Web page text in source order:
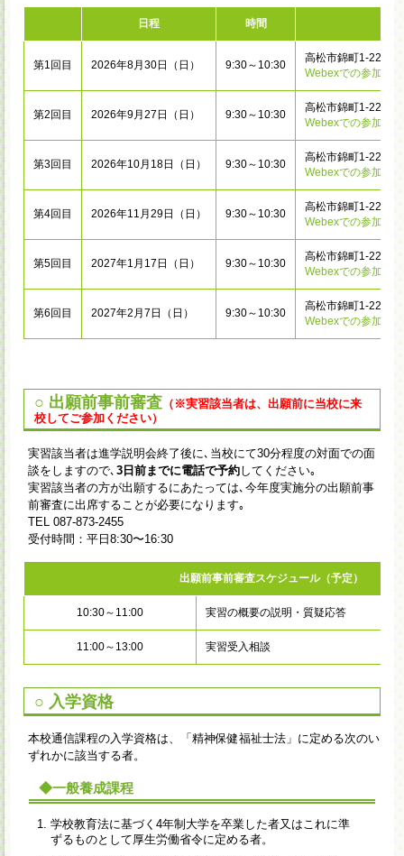
日程 時間
第1回目 2026年8月30日（日） 9:30～10:30
高松市錦町1-22-
Webexでの参加は
第2回目 2026年9月27日（日） 9:30～10:30
高松市錦町1-22-
Webexでの参加は
第3回目 2026年10月18日（日） 9:30～10:30
高松市錦町1-22-
Webexでの参加は
第4回目 2026年11月29日（日） 9:30～10:30
高松市錦町1-22-
Webexでの参加は
第5回目 2027年1月17日（日） 9:30～10:30
高松市錦町1-22-
Webexでの参加は
第6回目 2027年2月7日（日） 9:30～10:30
高松市錦町1-22-
Webexでの参加は
○ 出願前事前審査 （※実習該当者は、出願前に当校に来
校してご参加ください）
実習該当者は進学説明会終了後に､当校にて30分程度の対面での面
談をしますので､3日前までに電話で予約してください｡
実習該当者の方が出願するにあたっては､今年度実施分の出願前事
前審査に出席することが必要になります｡
TEL 087-873-2455
受付時間：平日8:30〜16:30
出願前事前審査スケジュール（予定）
10:30～11:00 実習の概要の説明・質疑応答
11:00～13:00 実習受入相談
○ 入学資格
本校通信課程の入学資格は、「精神保健福祉士法」に定める次のい
ずれかに該当する者。
◆一般養成課程
学校教育法に基づく4年制大学を卒業した者又はこれに準
ずるものとして厚生労働省令に定める者。